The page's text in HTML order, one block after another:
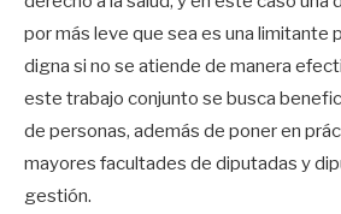
por más leve que sea es una limitante
digna si no se atiende de manera
este trabajo conjunto se busca
de personas, además de poner en
mayores facultades de diputadas y
gestión.